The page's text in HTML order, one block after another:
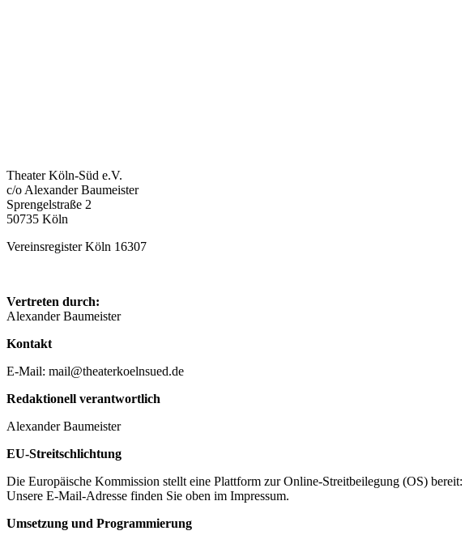
Theater Köln-Süd e.V.
c/o Alexander Baumeister
Sprengelstraße 2
50735 Köln
Vereinsregister Köln 16307
Vertreten durch:
Alexander Baumeister
Kontakt
E-Mail: mail@theaterkoelnsued.de
Redaktionell verantwortlich
Alexander Baumeister
EU-Streitschlichtung
Die Europäische Kommission stellt eine Plattform zur Online-Streitbeilegung (OS) bereit:
Unsere E-Mail-Adresse finden Sie oben im Impressum.
Umsetzung und Programmierung